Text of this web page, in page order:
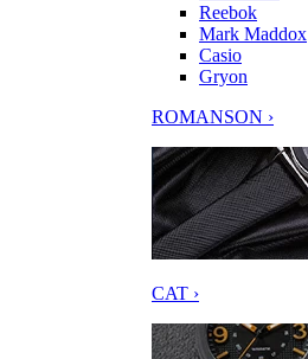
Reebok
Mark Maddox
Casio
Gryon
ROMANSON ›
CAT ›